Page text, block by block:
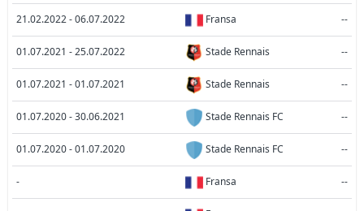
21.02.2022 - 06.07.2022 Fransa --
01.07.2021 - 25.07.2022 Stade Rennais --
01.07.2021 - 01.07.2021 Stade Rennais --
01.07.2020 - 30.06.2021 Stade Rennais FC --
01.07.2020 - 01.07.2020 Stade Rennais FC --
- Fransa --